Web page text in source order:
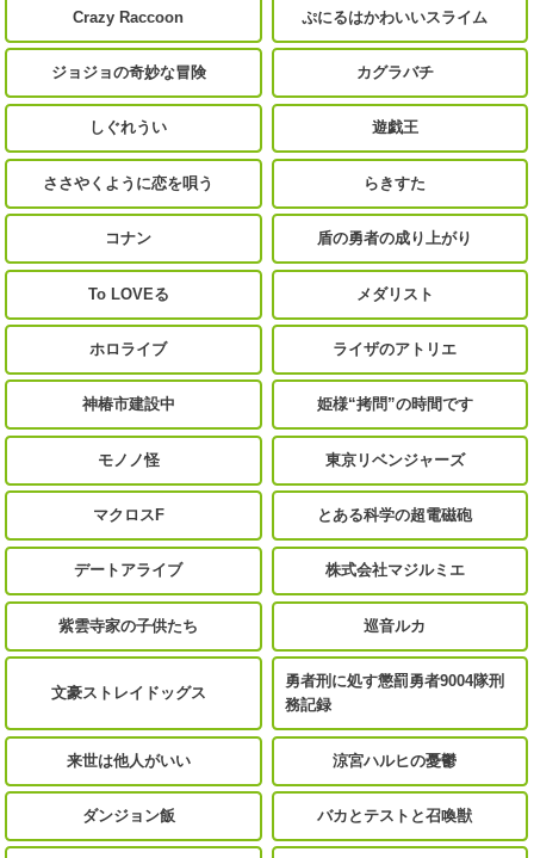
Crazy Raccoon ぷにるはかわいいスライム
ジョジョの奇妙な冒険 カグラバチ
しぐれうい 遊戯王
ささやくように恋を唄う らきすた
コナン 盾の勇者の成り上がり
To LOVEる メダリスト
ホロライブ ライザのアトリエ
神椿市建設中 姫様“拷問”の時間です
モノノ怪 東京リベンジャーズ
マクロスF とある科学の超電磁砲
デートアライブ 株式会社マジルミエ
紫雲寺家の子供たち 巡音ルカ
文豪ストレイドッグス
勇者刑に処す懲罰勇者9004隊刑
務記録
来世は他人がいい 涼宮ハルヒの憂鬱
ダンジョン飯 バカとテストと召喚獣